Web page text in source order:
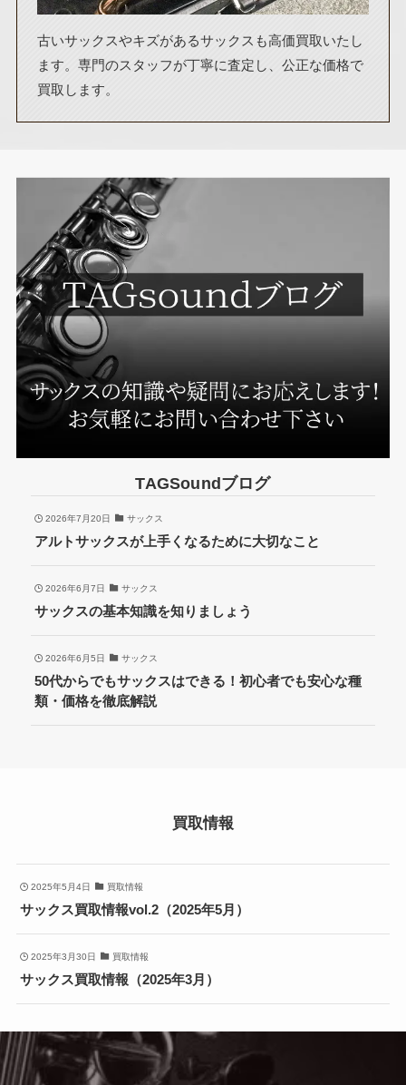
古いサックスやキズがあるサックスも高価買取いたし
ます。専門のスタッフが丁寧に査定し、公正な価格で
買取します。
TAGSoundブログ
2026年7月20日 サックス
アルトサックスが上手くなるために大切なこと
2026年6月7日 サックス
サックスの基本知識を知りましょう
2026年6月5日 サックス
50代からでもサックスはできる！初心者でも安心な種
類・価格を徹底解説
買取情報
2025年5月4日 買取情報
サックス買取情報vol.2（2025年5月）
2025年3月30日 買取情報
サックス買取情報（2025年3月）